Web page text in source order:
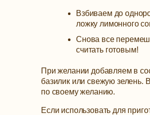
Взбиваем до
ложку лимонного
Снова все
считать готовым!
При желании добавляем в
базилик или свежую зелень.
по своему желанию.
Если использовать для